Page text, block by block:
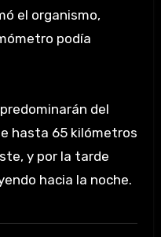
el organismo,
podía
del
hasta 65 kilómetros
y por la tarde
hacia la noche.